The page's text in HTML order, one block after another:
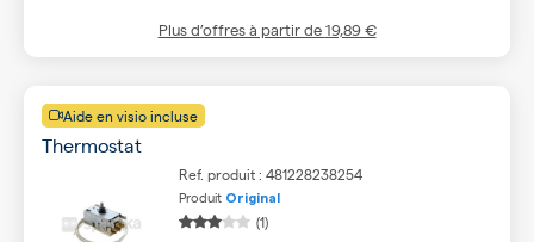
Plus d’offres à partir de19,89 €
Aide en visio incluse
Thermostat
Ref. produit : 481228238254
Produit Original
(1)